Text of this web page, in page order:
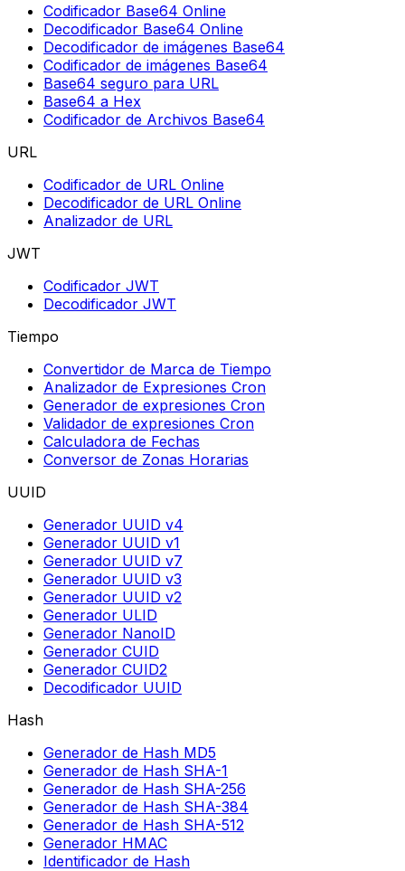
Codificador Base64 Online
Decodificador Base64 Online
Decodificador de imágenes Base64
Codificador de imágenes Base64
Base64 seguro para URL
Base64 a Hex
Codificador de Archivos Base64
URL
Codificador de URL Online
Decodificador de URL Online
Analizador de URL
JWT
Codificador JWT
Decodificador JWT
Tiempo
Convertidor de Marca de Tiempo
Analizador de Expresiones Cron
Generador de expresiones Cron
Validador de expresiones Cron
Calculadora de Fechas
Conversor de Zonas Horarias
UUID
Generador UUID v4
Generador UUID v1
Generador UUID v7
Generador UUID v3
Generador UUID v2
Generador ULID
Generador NanoID
Generador CUID
Generador CUID2
Decodificador UUID
Hash
Generador de Hash MD5
Generador de Hash SHA-1
Generador de Hash SHA-256
Generador de Hash SHA-384
Generador de Hash SHA-512
Generador HMAC
Identificador de Hash